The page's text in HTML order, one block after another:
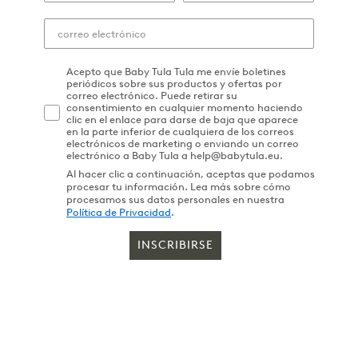
Acepto que Baby Tula Tula me envíe boletines
periódicos sobre sus productos y ofertas por
correo electrónico. Puede retirar su
consentimiento en cualquier momento haciendo
clic en el enlace para darse de baja que aparece
en la parte inferior de cualquiera de los correos
electrónicos de marketing o enviando un correo
electrónico a Baby Tula a help@babytula.eu.
Al hacer clic a continuación, aceptas que podamos
procesar tu información. Lea más sobre cómo
procesamos sus datos personales en nuestra
Política de Privacidad.
INSCRIBIRSE